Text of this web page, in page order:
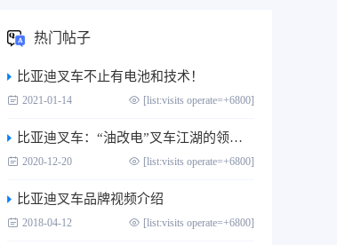
热门帖子
比亚迪叉车不止有电池和技术！
2021-01-14 [list:visits operate=+6800]
比亚迪叉车：“油改电”叉车江湖的领跑者
2020-12-20 [list:visits operate=+6800]
比亚迪叉车品牌视频介绍
2018-04-12 [list:visits operate=+6800]